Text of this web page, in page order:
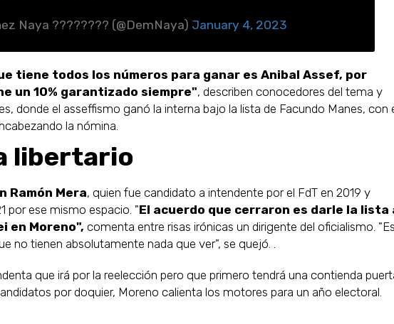
Naya ???????? (@DemNaya) January 4, 2023
tiene todos los números para ganar es Anibal Assef, por
un 10% garantizado siempre", describen conocedores del tema y
donde el asseffismo ganó la interna bajo la lista de Facundo Manes, con
la nómina.
libertario
Ramón Mera, quien fue candidato a intendente por el FdT en 2019 y
por ese mismo espacio. "El acuerdo que cerraron es darle la lista
en Moreno", comenta entre risas irónicas un dirigente del oficialismo.
no tienen absolutamente nada que ver", se quejó. .
que irá por la reelección pero que primero tendrá una contienda
por doquier, Moreno calienta los motores para un año electoral.